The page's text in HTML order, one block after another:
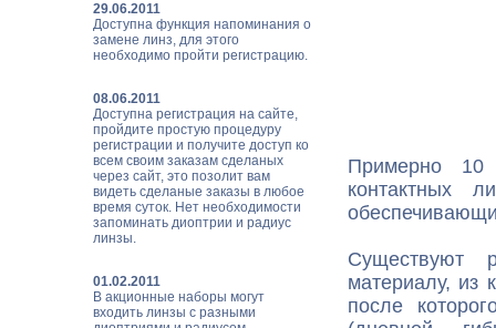
29.06.2011
Доступна функция напоминания о
замене линз, для этого
необходимо пройти регистрацию.
08.06.2011
Доступна регистрация на сайте,
пройдите простую процедуру
регистрации и получите доступ ко
всем своим заказам сделаных
через сайт, это позолит вам
видеть сделаные заказы в любое
время суток. Нет необходимости
запоминать диоптрии и радиус
линзы.
01.02.2011
В акционные наборы могут
входить линзы с разными
Примерно 10
контактных
Существуют
материалу, из
после